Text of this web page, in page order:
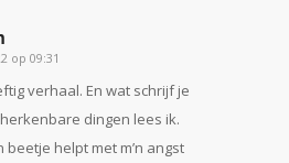
op 09:31
verhaal. En wat schrijf je
dingen lees ik.
beetje helpt met m’n angst